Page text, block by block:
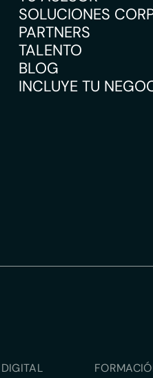
SOLUCIONES
PARTNERS
TALENTO
BLOG
INCLUYE TU